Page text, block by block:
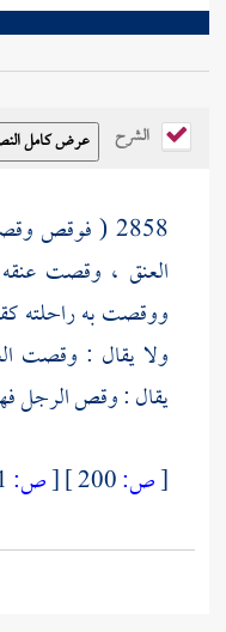
الشرح
2858 ( فوقص
العنق ، وقصت عنقه
ووقصت به راحلته
ولا يقال : وقصت
يقال : وقص الرجل
[ص: [ص: